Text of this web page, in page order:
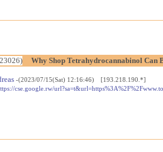
Why Shop Tetrahydrocannabinol Can
-(2023/07/15(Sat) 12:16:46) [193.218.190.*]
cse.google.rw/